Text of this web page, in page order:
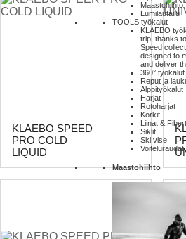
Maastohiihto
Lumilautailu
TOOLS työkalut
KLAEBO
trip, thanks
Speed
designed to
and deliver
360° työkalut
Reput ja
Alppityökalut
Harjat
Rotoharjat
Korkit
Liinat &
Siklit
Ski vise
Voiteluraudat
Maastohiihto
KLAEBO SPEED
PRO COLD
LIQUID